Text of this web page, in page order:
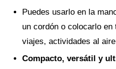
Puedes usarlo en la
un cordón o colocarlo
viajes, actividades al
Compacto, versátil y